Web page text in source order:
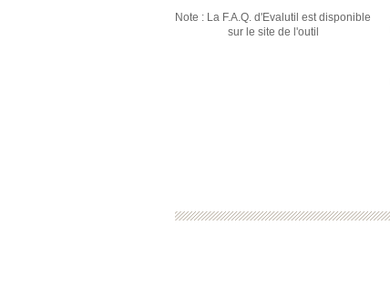
Note : La F.A.Q. d'Evalutil est disponible
sur le site de l'outil